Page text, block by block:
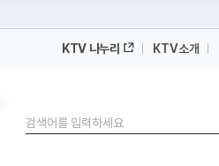
KTV 나누리 KTV소개
검색